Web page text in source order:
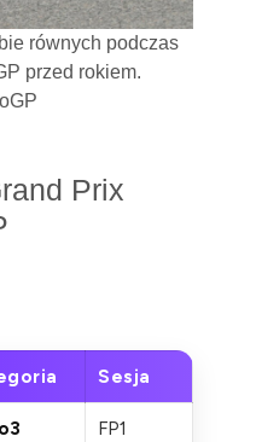
równych podczas
przed rokiem.
Prix
Sesja
FP1